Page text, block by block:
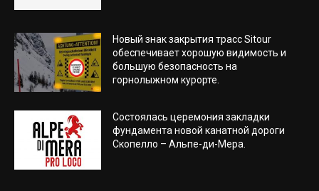
Новый знак закрытия трасс Sitour
обеспечивает хорошую видимость и
большую безопасность на
горнолыжном курорте.
Состоялась церемония закладки
фундамента новой канатной дороги
Скопелло – Альпе-ди-Мера.